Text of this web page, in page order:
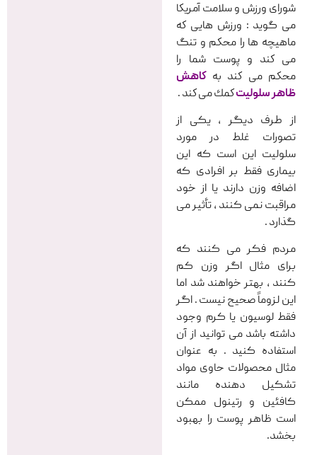
شورای ورزش و سلامت آمریكا
می گوید : ورزش هایی كه
ماهیچه ها را محكم و تنگ
می كند و پوست شما را
محكم می كند بهكاهش
ظاهر سلولیتكمك می كند .
از طرف دیگر ، یکی از
تصورات غلط در مورد
سلولیت این است که این
بیماری فقط بر افرادی که
اضافه وزن دارند یا از خود
مراقبت نمی کنند ، تأثیر می
گذارد .
مردم فکر می کنند که
برای مثال اگر وزن کم
کنند ، بهتر خواهند شد اما
این لزوماً صحیح نیست . اگر
فقط لوسیون یا کرم وجود
داشته باشد می توانید از آن
استفاده کنید . به عنوان
مثال محصولات حاوی مواد
تشکیل دهنده مانند
کافئین و رتینول ممکن
است ظاهر پوست را بهبود
بخشد.